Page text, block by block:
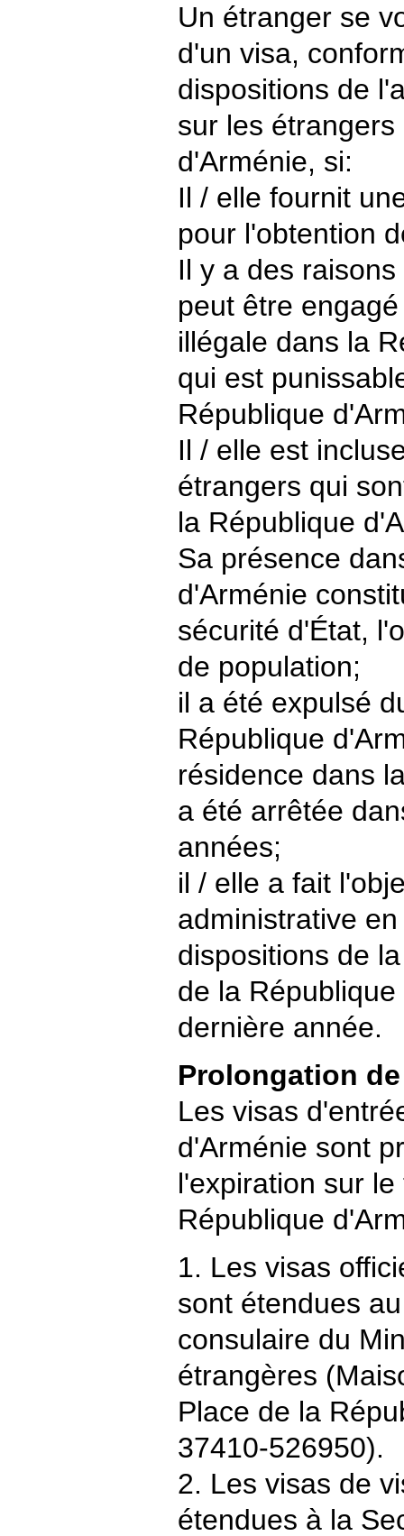
Un étranger se
d'un visa,
dispositions de
sur les
d'Arménie, si:
Il / elle fournit
pour l'obtention
Il y a des
peut être
illégale dans la
qui est
République
Il / elle est
étrangers qui
la République
Sa présence
d'Arménie
sécurité d'État,
de population;
il a été expulsé
République
résidence dans
a été arrêtée
années;
il / elle a fait
administrative
dispositions de
de la
dernière année.
Prolongation
Les visas
d'Arménie sont
l'expiration sur
République
1. Les visas
sont étendues
consulaire du
étrangères
Place de la
37410-526950).
2. Les visas de
étendues à la